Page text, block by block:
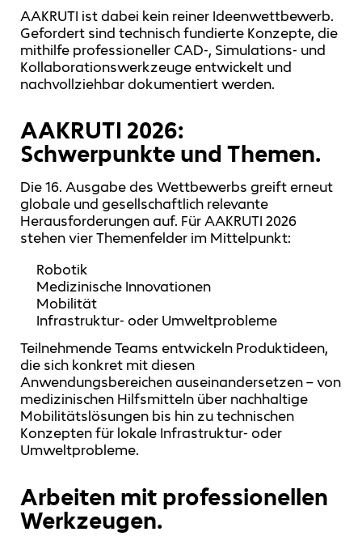
AAKRUTI ist dabei kein reiner Ideenwettbewerb.
Gefordert sind technisch fundierte Konzepte, die
mithilfe professioneller CAD‑, Simulations‑ und
Kollaborationswerkzeuge entwickelt und
nachvollziehbar dokumentiert werden.
AAKRUTI 2026:
Schwerpunkte und Themen.
Die 16. Ausgabe des Wettbewerbs greift erneut
globale und gesellschaftlich relevante
Herausforderungen auf. Für AAKRUTI 2026
stehen vier Themenfelder im Mittelpunkt:
Robotik
Medizinische Innovationen
Mobilität
Infrastruktur- oder Umweltprobleme
Teilnehmende Teams entwickeln Produktideen,
die sich konkret mit diesen
Anwendungsbereichen auseinandersetzen – von
medizinischen Hilfsmitteln über nachhaltige
Mobilitätslösungen bis hin zu technischen
Konzepten für lokale Infrastruktur‑ oder
Umweltprobleme.
Arbeiten mit professionellen
Werkzeugen.